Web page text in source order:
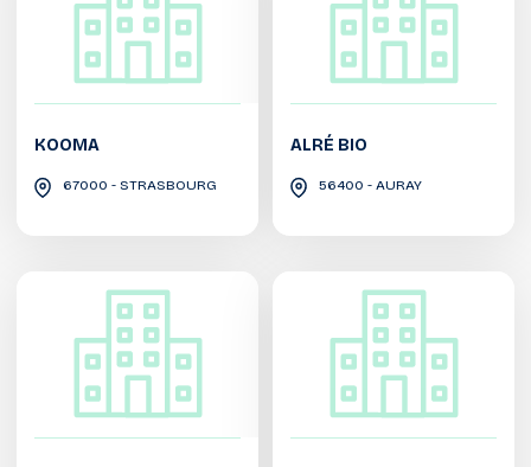
KOOMA
67000 - STRASBOURG
ALRÉ BIO
56400 - AURAY